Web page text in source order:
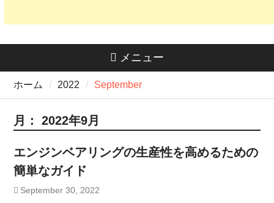
メニュー
ホーム 2022 September
月： 2022年9月
エンジンベアリングの生産性を高めるための
簡単なガイド
September 30, 2022